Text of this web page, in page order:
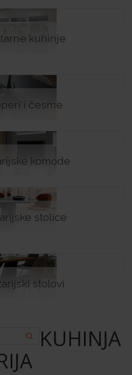
kuhinje
i česme
komode
stolice
stolovi
KUHINJA